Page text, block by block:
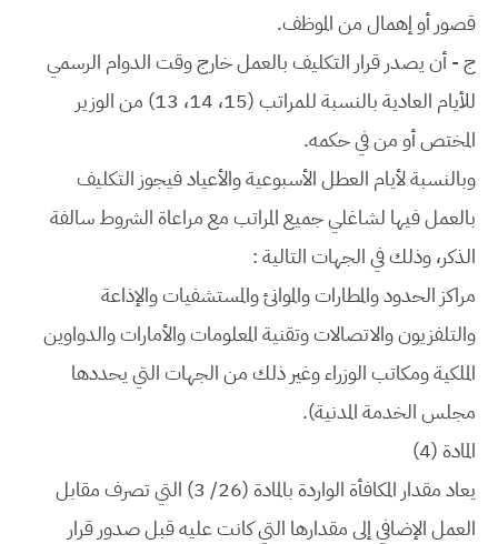
قصور أو إهمال من الموظف.
ج - أن يصدر قرار التكليف بالعمل خارج وقت الدوام الرسمي
للأيام العادية بالنسبة للمراتب (15، 14، 13) من الوزير
المختص أو من في حكمه.
وبالنسبة لأيام العطل الأسبوعية والأعياد فيجوز التكليف
بالعمل فيها لشاغلي جميع المراتب مع مراعاة الشروط سالفة
الذكر، وذلك في الجهات التالية :
مراكز الحدود والمطارات والموانئ والمستشفيات والإذاعة
والتلفزيون والاتصالات وتقنية المعلومات والأمارات والدواوين
الملكية ومكاتب الوزراء وغير ذلك من الجهات التي يحددها
مجلس الخدمة المدنية).
المادة (4)
يعاد مقدار المكافأة الواردة بالمادة (26/ 3) التي تصرف مقابل
العمل الإضافي إلى مقدارها التي كانت عليه قبل صدور قرار